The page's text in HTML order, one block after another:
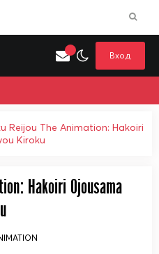
для поиска
Вход
Reijou The Animation: Hakoiri
Kiroku
Hakoiri Ojousama